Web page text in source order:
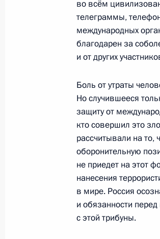
10 февраля 2011
Дмитрий
10 февраля 2011 года,
9 февраля 2011
Экономическое
Курильских
обороны и
9 февраля 2011 года,
во всём
телеграммы,
международных
благодарен за
и от других
Боль от утраты
Но случившееся
защиту от
кто совершил это
рассчитывали на то,
оборонительную
не приедет на этот
нанесения
в мире. Россия
и обязанности
с этой трибуны.